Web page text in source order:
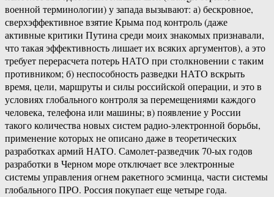
военной терминологии) у запада вызывают: а) бескровное,
сверхэффективное взятие Крыма под контроль (даже
активные критики Путина среди моих знакомых признавали,
что такая эффективность лишает их всяких аргументов), а это
требует перерасчета потерь НАТО при столкновении с таким
противником; б) неспособность разведки НАТО вскрыть
время, цели, маршруты и силы российской операции, и это в
условиях глобального контроля за перемещениями каждого
человека, телефона или машины; в) появление у России
такого количества новых систем радио-электронной борьбы,
применение которых не описано даже в теоретических
разработках армий НАТО. Самолет-разведчик 70-ых годов
разработки в Черном море отключает все электронные
системы управления огнем ракетного эсминца, части системы
глобального ПРО. Россия покупает еще четыре года.